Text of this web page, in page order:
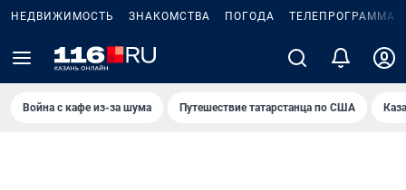
НЕДВИЖИМОСТЬ ЗНАКОМСТВА ПОГОДА ТЕЛЕПРОГРАММА
Война с кафе из-за шума Путешествие татарстанца по США